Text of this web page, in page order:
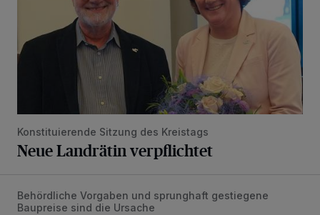
Konstituierende Sitzung des Kreistags
Neue Landrätin verpflichtet
Große Herausforderungen für den „Seniorenstift“ der
Behördliche Vorgaben und sprunghaft gestiegene
Baupreise sind die Ursache